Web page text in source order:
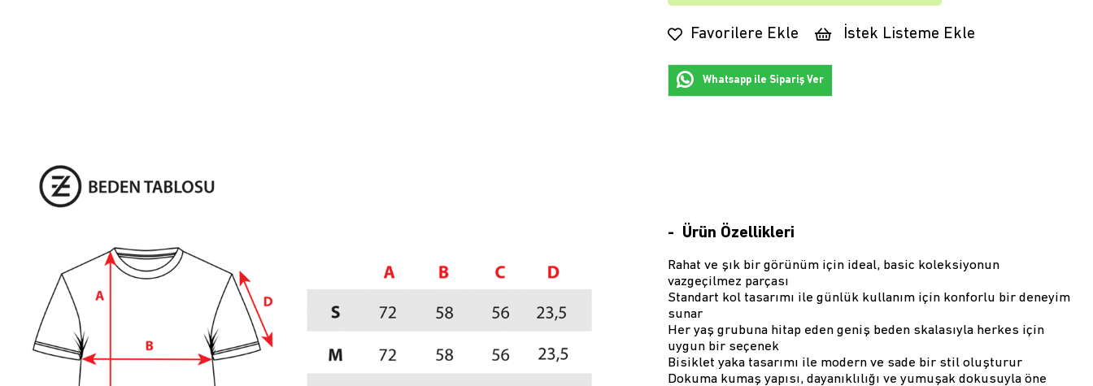
Favorilere Ekle İstek Listeme Ekle
Whatsapp ile Sipariş Ver
Ürün Özellikleri
Rahat ve şık bir görünüm için ideal, basic koleksiyonun
vazgeçilmez parçası
Standart kol tasarımı ile günlük kullanım için konforlu bir deneyim
sunar
Her yaş grubuna hitap eden geniş beden skalasıyla herkes için
uygun bir seçenek
Bisiklet yaka tasarımı ile modern ve sade bir stil oluşturur
Dokuma kumaş yapısı, dayanıklılığı ve yumuşak dokusuyla öne